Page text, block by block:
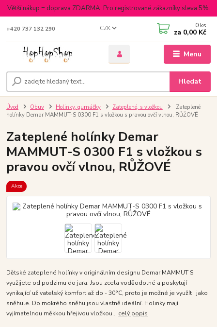
Větší nákup = doprava ZDARMA. Pro registrované zákazníky sleva 5%.
Menu
CZK
Hledat
+420 737 132 290 0 ks
za 0,00 Kč
Úvod Obuv Holinky, gumáčky Zateplené, s vložkou
Zateplené
holínky Demar MAMMUT-S 0300 F1 s vložkou s pravou ovčí vlnou, RŮŽOVÉ
Zateplené holínky Demar
MAMMUT-S 0300 F1 s vložkou s
pravou ovčí vlnou, RŮŽOVÉ
Akce
Dětské zateplené holínky v originálním designu Demar MAMMUT S
využijete od podzimu do jara. Jsou zcela voděodolné a poskytují
vynikající uživatelský komfort až do - 30°C, proto je možné je využít i jako
sněhule. Do mokrého sněhu jsou vlastně ideální. Holinky mají
vyjímatelnou měkkou hřejivou vložkou... celý popis